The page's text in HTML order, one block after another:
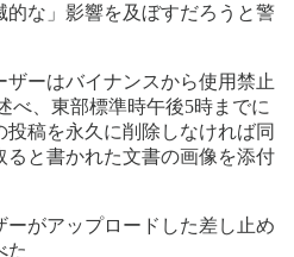
的な」影響を及ぼすだろうと警
ザーはバイナンスから使用禁止
べ、東部標準時午後5時までに
投稿を永久に削除しなければ同
ると書かれた文書の画像を添付
ーがアップロードした差し止め
た